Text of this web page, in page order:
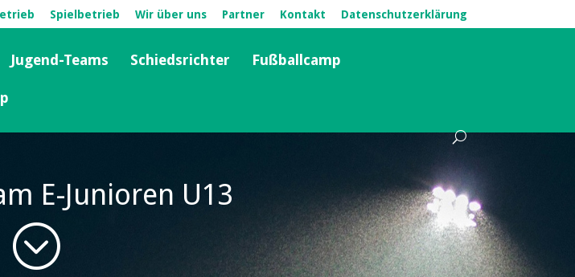
Spielbetrieb Wir über uns Partner Kontakt Datenschutzerklärung
Jugend-Teams Schiedsrichter Fußballcamp
E-Junioren U13
;